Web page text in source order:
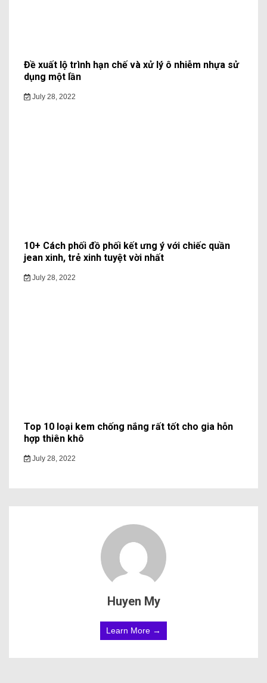
Đề xuất lộ trình hạn chế và xử lý ô nhiễm nhựa sử
dụng một lần
July 28, 2022
10+ Cách phối đồ phối kết ưng ý với chiếc quần
jean xinh, trẻ xinh tuyệt vời nhất
July 28, 2022
Top 10 loại kem chống nắng rất tốt cho gia hỗn
hợp thiên khô
July 28, 2022
Huyen My
Learn More →